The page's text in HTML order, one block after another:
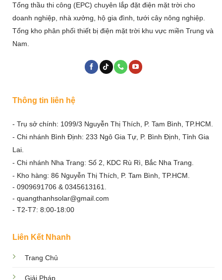
Tổng thầu thi công (EPC) chuyên lắp đặt điện mặt trời cho
doanh nghiệp, nhà xưởng, hộ gia đình, tưới cây nông nghiệp.
Tổng kho phân phối thiết bị điện mặt trời khu vực miền Trung và
Nam.
Liên Kết Nhanh
Trang Chủ
Giải Pháp
Thông tin liên hệ
- Trụ sở chính: 1099/3 Nguyễn Thị Thích, P. Tam Bình, TP.HCM.
- Chi nhánh Bình Định: 233 Ngô Gia Tự, P. Bình Định, Tỉnh Gia
Lai.
- Chi nhánh Nha Trang: Số 2, KDC Rù Rì, Bắc Nha Trang.
- Kho hàng: 86 Nguyễn Thị Thích, P. Tam Bình, TP.HCM.
- 0909691706 & 0345613161.
- quangthanhsolar@gmail.com
- T2-T7: 8:00-18:00